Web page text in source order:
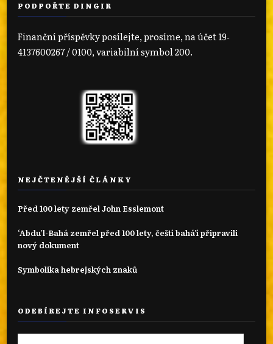
PODPOŘTE DINGIR
Finanční příspěvky posílejte, prosíme, na účet 19‐
4137600267 / 0100, variabilní symbol 200.
NEJČTENĚJŠÍ ČLÁNKY
Před 100 lety zemřel John Esslemont
‘Abdu’l-Bahá zemřel před 100 lety, čeští bahá'í připravili
nový dokument
Symbolika hebrejských znaků
ODEBÍREJTE INFOSERVIS